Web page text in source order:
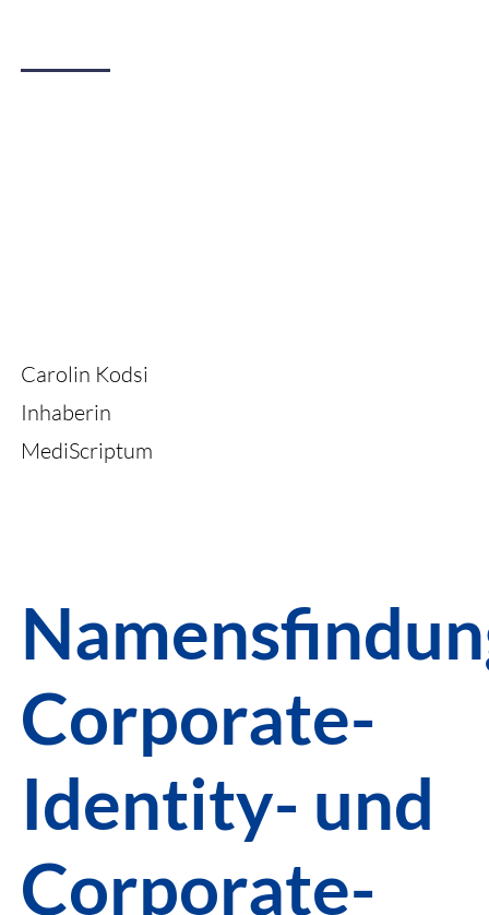
Carolin Kodsi
Inhaberin
MediScriptum
Corporate-
Identity- und
Corporate-